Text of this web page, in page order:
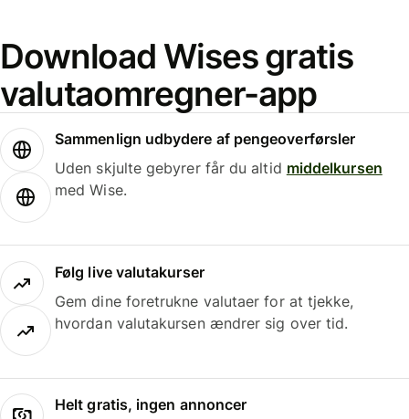
Download Wises gratis
valutaomregner-app
Sammenlign udbydere af pengeoverførsler
Uden skjulte gebyrer får du altid middelkursen
med Wise.
Følg live valutakurser
Gem dine foretrukne valutaer for at tjekke,
hvordan valutakursen ændrer sig over tid.
Helt gratis, ingen annoncer